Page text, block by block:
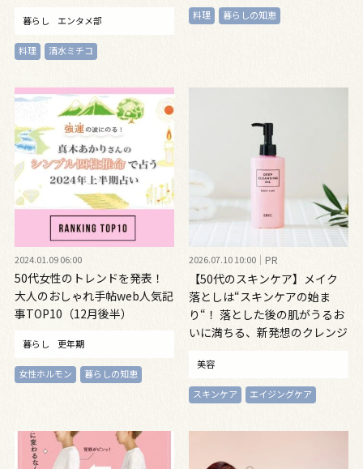
暮らし エンタメ部
料理 清水ミチコ
料理 暮らしの知恵
2024.01.09 06:00
50代女性のトレンドを発表！
大人のおしゃれ手帖web人気記
事TOP10（12月後半）
暮らし 更年期
女性ホルモン 暮らしの知恵
2026.07.10 10:00 PR
【50代のスキンケア】メイク
落としは“スキンケアの始ま
り“！ 落とした後の肌がうるお
いに満ちる、新発想のクレンジ
美容
スキンケア エイジングケア